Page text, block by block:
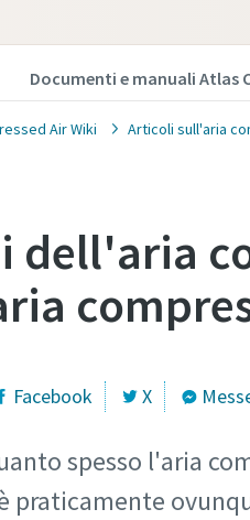
Documenti e manuali Atlas
Air Wiki Articoli sull'aria
dell'aria
Facebook X
spesso l'aria
praticamente